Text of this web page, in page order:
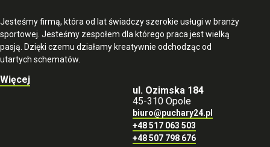
Jesteśmy firmą, która od lat świadczy szerokie usługi w branży
sportowej. Jesteśmy zespołem dla którego praca jest wielką
pasją. Dzięki czemu działamy kreatywnie odchodząc od
utartych schematów.
Więcej
ul. Ozimska 184
45-310 Opole
biuro@puchary24.pl
+48 517 063 503
+48 507 798 676